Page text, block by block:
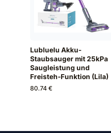
Lubluelu Akku-
Staubsauger mit 25kPa
Saugleistung und
Freisteh-Funktion (Lila)
80.74 €